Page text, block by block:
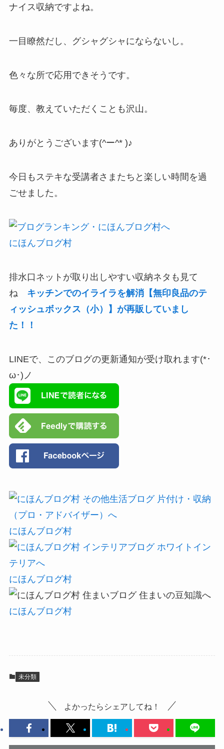
ナイス収納ですよね。
一目瞭然だし、グシャグシャにならないし。
色々な所で応用できそうです。
毎度、教えていただくことも沢山。
ありがとうございます(^ー^* )♪
今日もステキな受講者さまたちと楽しい時間を過
ごせました。
にほんブログ村
排水口ネットが取り出しやすい収納ネタも見て
ね
キッチンでのイライラを解消【無印良品のテ
ィッシュボックス（小）】が再販していまし
た！！
LINEで、このブログの更新通知が受け取れます(*･
ω･)ノ
にほんブログ村
にほんブログ村
にほんブログ村
未分類
よかったらシェアしてね！